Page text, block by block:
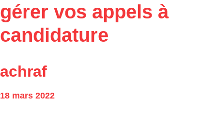
gérer vos appels à
candidature
achraf
18 mars 2022